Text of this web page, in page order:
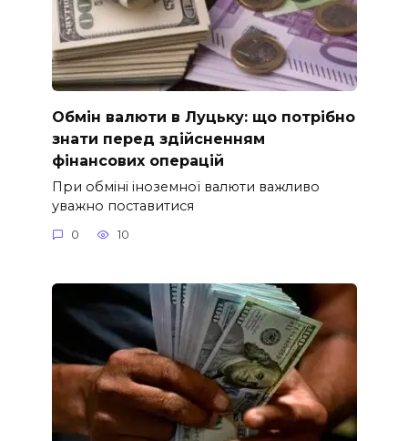
Обмін валюти в Луцьку: що потрібно
знати перед здійсненням
фінансових операцій
При обміні іноземної валюти важливо
уважно поставитися
0 10